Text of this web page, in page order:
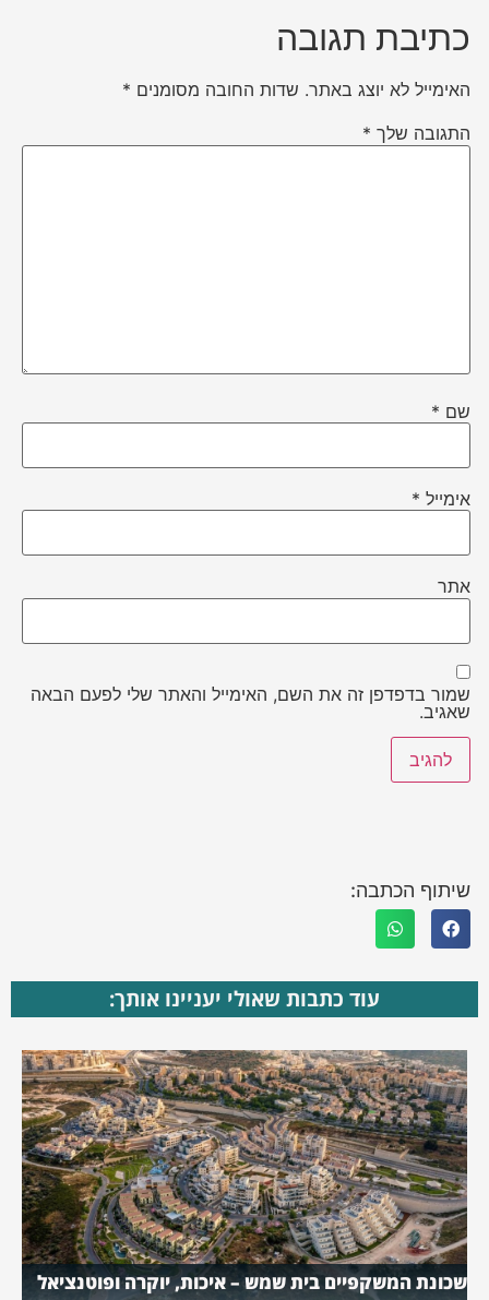
כתיבת תגובה
האימייל לא יוצג באתר. שדות החובה מסומנים *
התגובה שלך *
שם *
אימייל *
אתר
שמור בדפדפן זה את השם, האימייל והאתר שלי לפעם הבאה
שאגיב.
שיתוף הכתבה:
עוד כתבות שאולי יעניינו אותך:
שכונת המשקפיים בית שמש – איכות, יוקרה ופוטנציאל